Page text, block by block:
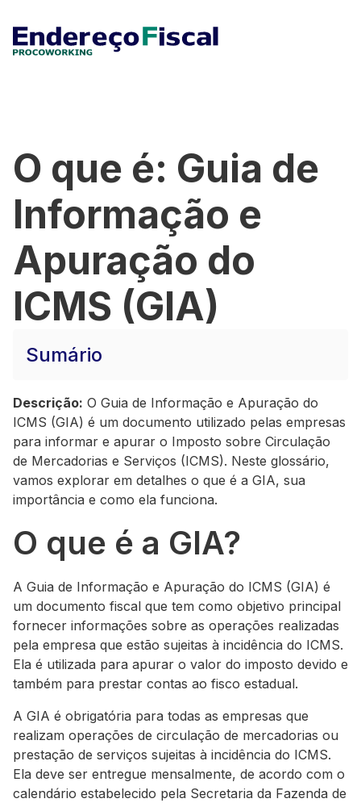
O que é: Guia de
Informação e
Apuração do
ICMS (GIA)
Sumário
Descrição: O Guia de Informação e Apuração do
ICMS (GIA) é um documento utilizado pelas empresas
para informar e apurar o Imposto sobre Circulação
de Mercadorias e Serviços (ICMS). Neste glossário,
vamos explorar em detalhes o que é a GIA, sua
importância e como ela funciona.
O que é a GIA?
A Guia de Informação e Apuração do ICMS (GIA) é
um documento fiscal que tem como objetivo principal
fornecer informações sobre as operações realizadas
pela empresa que estão sujeitas à incidência do ICMS.
Ela é utilizada para apurar o valor do imposto devido e
também para prestar contas ao fisco estadual.
A GIA é obrigatória para todas as empresas que
realizam operações de circulação de mercadorias ou
prestação de serviços sujeitas à incidência do ICMS.
Ela deve ser entregue mensalmente, de acordo com o
calendário estabelecido pela Secretaria da Fazenda de